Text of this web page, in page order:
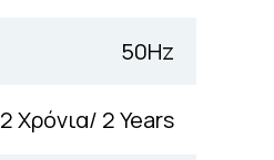
50Hz
2 Χρόνια/ 2 Years